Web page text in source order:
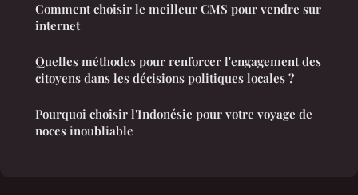
Comment choisir le meilleur CMS pour vendre sur
internet
Quelles méthodes pour renforcer l'engagement des
citoyens dans les décisions politiques locales ?
Pourquoi choisir l'Indonésie pour votre voyage de
noces inoubliable